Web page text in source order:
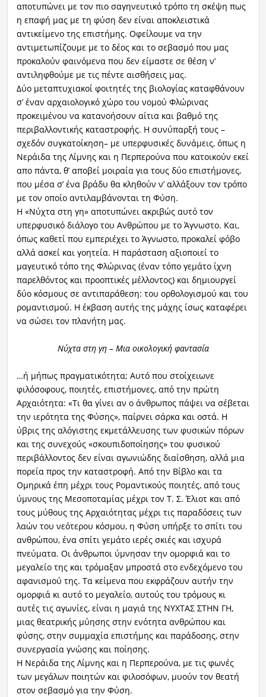
αποτυπώνει με τον πιο σαγηνευτικό τρόπο τη σκέψη πως
η επαφή μας με τη φύση δεν είναι αποκλειστικά
αντικείμενο της επιστήμης. Οφείλουμε να την
αντιμετωπίζουμε με το δέος και το σεβασμό που μας
προκαλούν φαινόμενα που δεν είμαστε σε θέση ν’
αντιληφθούμε με τις πέντε αισθήσεις μας.
Δύο μεταπτυχιακοί φοιτητές της βιολογίας καταφθάνουν
σ’ έναν αρχαιολογικό χώρο του νομού Φλώρινας
προκειμένου να κατανοήσουν αίτια και βαθμό της
περιβαλλοντικής καταστροφής. Η συνύπαρξή τους –
σχεδόν συγκατοίκηση– με υπερφυσικές δυνάμεις, όπως η
Νεράιδα της Λίμνης και η Περπερούνα που κατοικούν εκεί
απο πάντα, θ’ αποβεί μοιραία για τους δύο επιστήμονες,
που μέσα σ’ ένα βράδυ θα κληθούν ν’ αλλάξουν τον τρόπο
με τον οποίο αντιλαμβάνονται τη Φύση.
Η «Νύχτα στη γη» αποτυπώνει ακριβώς αυτό τον
υπερφυσικό διάλογο του Ανθρώπου με το Άγνωστο. Και,
όπως καθετί που εμπεριέχει το Άγνωστο, προκαλεί φόβο
αλλά ασκεί και γοητεία. Η παράσταση αξιοποιεί το
μαγευτικό τόπο της Φλώρινας (έναν τόπο γεμάτο ίχνη
παρελθόντος και προοπτικές μέλλοντος) και δημιουργεί
δύο κόσμους σε αντιπαράθεση: του ορθολογισμού και του
ρομαντισμού. Η έκβαση αυτής της μάχης ίσως καταφέρει
να σώσει τον πλανήτη μας.
Νύχτα στη γη – Μια οικολογική φαντασία
…ή μήπως πραγματικότητα; Αυτό που στοίχειωνε
φιλόσοφους, ποιητές, επιστήμονες, από την πρώτη
Αρχαιότητα: «Τι θα γίνει αν ο άνθρωπος πάψει να σέβεται
την ιερότητα της Φύσης», παίρνει σάρκα και οστά. Η
ύβρις της αλόγιστης εκμετάλλευσης των φυσικών πόρων
και της συνεχούς «σκουπιδοποίησης» του φυσικού
περιβάλλοντος δεν είναι αγωνιώδης διαίσθηση, αλλά μια
πορεία προς την καταστροφή. Από την Βίβλο και τα
Ομηρικά έπη μέχρι τους Ρομαντικούς ποιητές, από τους
ύμνους της Μεσοποταμίας μέχρι τον Τ. Σ. Έλιοτ και από
τους μύθους της Αρχαιότητας μέχρι τις παραδόσεις των
λαών του νεότερου κόσμου, η Φύση υπήρξε το σπίτι του
ανθρώπου, ένα σπίτι γεμάτο ιερές σκιές και ισχυρά
πνεύματα. Οι άνθρωποι ύμνησαν την ομορφιά και το
μεγαλείο της και τρόμαξαν μπροστά στο ενδεχόμενο του
αφανισμού της. Τα κείμενα που εκφράζουν αυτήν την
ομορφιά κι αυτό το μεγαλείο, αυτούς του τρόμους κι
αυτές τις αγωνίες, είναι η μαγιά της ΝΥΧΤΑΣ ΣΤΗΝ ΓΗ,
μιας θεατρικής μύησης στην ενότητα ανθρώπου και
φύσης, στην συμμαχία επιστήμης και παράδοσης, στην
συνεργασία γνώσης και ποίησης.
Η Νεράιδα της Λίμνης και η Περπερούνα, με τις φωνές
των μεγάλων ποιητών και φιλοσόφων, μυούν τον θεατή
στον σεβασμό για την Φύση.